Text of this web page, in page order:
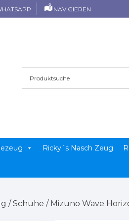
NAVIGIEREN
Ricky´s Nasch Zeug
/Schuhe / Mizuno Wave